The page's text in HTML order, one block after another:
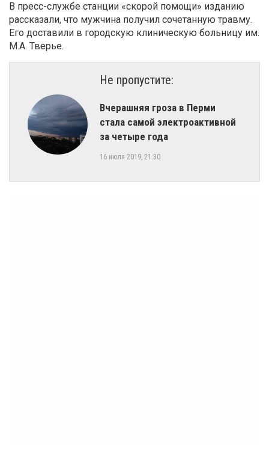
В пресс-службе станции «скорой помощи» изданию
рассказали, что мужчина получил сочетанную травму.
Его доставили в городскую клиническую больницу им.
М.А. Тверье.
Не пропустите:
Вчерашняя гроза в Перми
стала самой электроактивной
за четыре года
16 июля 2019, 21:30